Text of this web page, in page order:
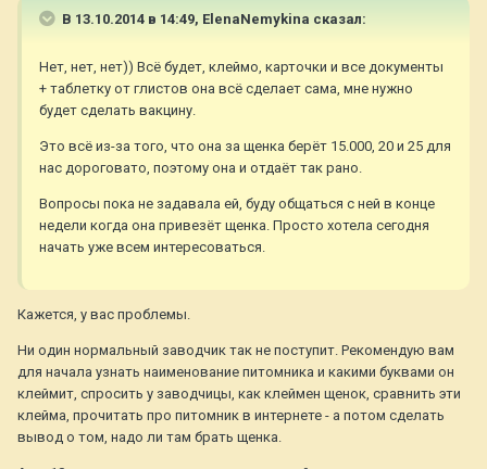
В 13.10.2014 в 14:49, ElenaNemykina сказал:
Нет, нет, нет)) Всё будет, клеймо, карточки и все документы
+ таблетку от глистов она всё сделает сама, мне нужно
будет сделать вакцину.
Это всё из-за того, что она за щенка берёт 15.000, 20 и 25 для
нас дороговато, поэтому она и отдаёт так рано.
Вопросы пока не задавала ей, буду общаться с ней в конце
недели когда она привезёт щенка. Просто хотела сегодня
начать уже всем интересоваться.
Кажется, у вас проблемы.
Ни один нормальный заводчик так не поступит. Рекомендую вам
для начала узнать наименование питомника и какими буквами он
клеймит, спросить у заводчицы, как клеймен щенок, сравнить эти
клейма, прочитать про питомник в интернете - а потом сделать
вывод о том, надо ли там брать щенка.